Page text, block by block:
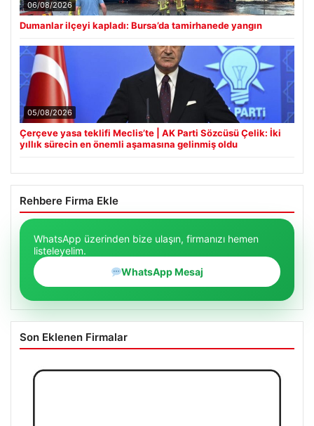
06/08/2026
Dumanlar ilçeyi kapladı: Bursa’da tamirhanede yangın
05/08/2026
Çerçeve yasa teklifi Meclis’te | AK Parti Sözcüsü Çelik: İki
yıllık sürecin en önemli aşamasına gelinmiş oldu
Rehbere Firma Ekle
WhatsApp üzerinden bize ulaşın, firmanızı hemen
listeleyelim.
WhatsApp Mesaj
Son Eklenen Firmalar